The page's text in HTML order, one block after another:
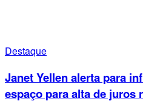
Destaque
Janet Yellen alerta para
espaço para alta de juros